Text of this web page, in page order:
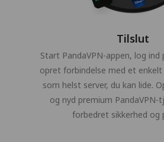
Tilslut
Start PandaVPN-appen, log
opret forbindelse med et enkelt
som helst server, du kan lide.
og nyd premium PandaVPN-
forbedret sikkerhed og